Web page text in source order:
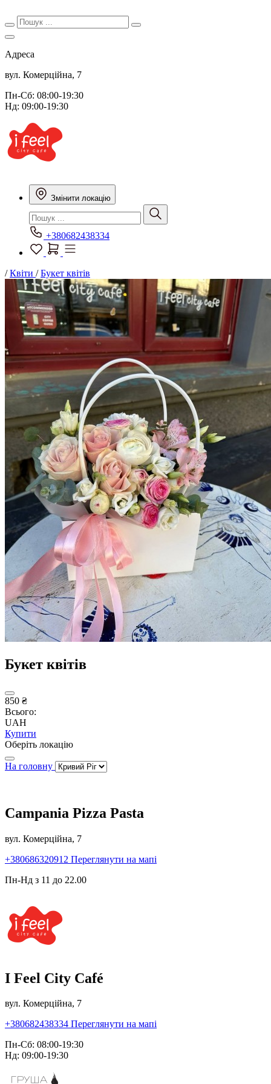
Адреса
вул. Комерційна, 7
Пн-Сб: 08:00-19:30
Нд: 09:00-19:30
Змінити локацію
+380682438334
/Квіти /Букет квітів
Букет квітів
850 ₴
Всього:
UAH
Купити
Оберіть локацію
На головну
Campania Pizza Pasta
вул. Комерційна, 7
+380686320912 Переглянути на мапі
Пн-Нд з 11 до 22.00
I Feel City Café
вул. Комерційна, 7
+380682438334 Переглянути на мапі
Пн-Сб: 08:00-19:30
Нд: 09:00-19:30